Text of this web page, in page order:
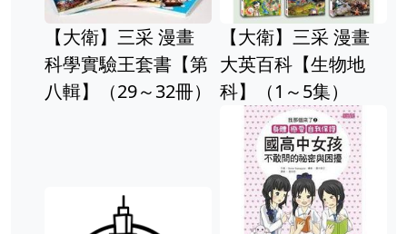
【大衛】三采 漫畫
科學實驗王套書【第
八輯】（29～32冊）
【大衛】三采 漫畫
大英百科【生物地
科】（1～5集）